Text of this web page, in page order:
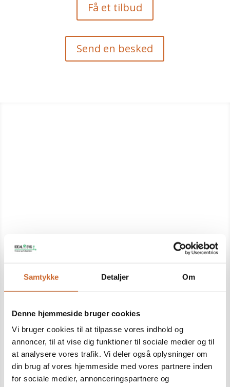
Samtykke Detaljer Om
Denne hjemmeside bruger cookies
Vi bruger cookies til at tilpasse vores indhold og
annoncer, til at vise dig funktioner til sociale medier og til
at analysere vores trafik. Vi deler også oplysninger om
din brug af vores hjemmeside med vores partnere inden
for sociale medier, annonceringspartnere og
Få et tilbud
Send en besked
Vores mangeårige erfaring garanterer dig en
Du får rådgivning og vejledning gennem hele
Reparationer med lang
holdbarhed
Giv dit hjem en holdbar opgradering
Når tiden er inde til at forny dit hjem med et nyt tag
eller nye gulve, er Idealbyg klar. Vores tømrere har den